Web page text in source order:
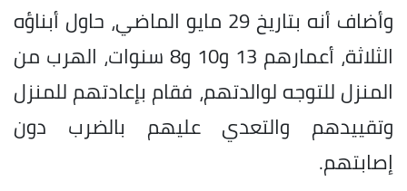
وأضاف أنه بتاريخ 29 مايو الماضي، حاول أبناؤه
الثلاثة، أعمارهم 13 و10 و8 سنوات، الهرب من
المنزل للتوجه لوالدتهم، فقام بإعادتهم للمنزل
وتقييدهم والتعدي عليهم بالضرب دون
إصابتهم.